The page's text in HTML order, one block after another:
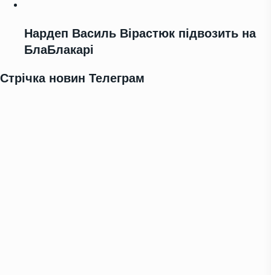
Нардеп Василь Вірастюк підвозить на
БлаБлакарі
Стрічка новин Телеграм